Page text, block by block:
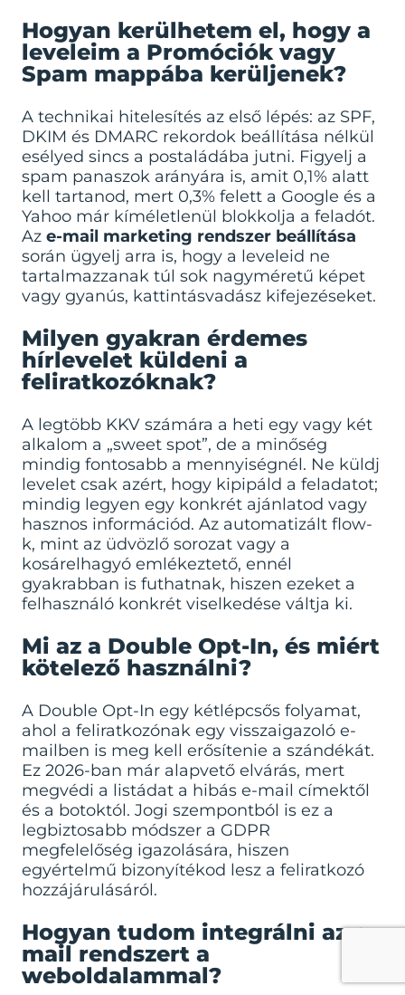
Hogyan kerülhetem el, hogy a
leveleim a Promóciók vagy
Spam mappába kerüljenek?
A technikai hitelesítés az első lépés: az SPF,
DKIM és DMARC rekordok beállítása nélkül
esélyed sincs a postaládába jutni. Figyelj a
spam panaszok arányára is, amit 0,1% alatt
kell tartanod, mert 0,3% felett a Google és a
Yahoo már kíméletlenül blokkolja a feladót.
Az e-mail marketing rendszer beállítása
során ügyelj arra is, hogy a leveleid ne
tartalmazzanak túl sok nagyméretű képet
vagy gyanús, kattintásvadász kifejezéseket.
Milyen gyakran érdemes
hírlevelet küldeni a
feliratkozóknak?
A legtöbb KKV számára a heti egy vagy két
alkalom a „sweet spot”, de a minőség
mindig fontosabb a mennyiségnél. Ne küldj
levelet csak azért, hogy kipipáld a feladatot;
mindig legyen egy konkrét ajánlatod vagy
hasznos információd. Az automatizált flow-
k, mint az üdvözlő sorozat vagy a
kosárelhagyó emlékeztető, ennél
gyakrabban is futhatnak, hiszen ezeket a
felhasználó konkrét viselkedése váltja ki.
Mi az a Double Opt-In, és miért
kötelező használni?
A Double Opt-In egy kétlépcsős folyamat,
ahol a feliratkozónak egy visszaigazoló e-
mailben is meg kell erősítenie a szándékát.
Ez 2026-ban már alapvető elvárás, mert
megvédi a listádat a hibás e-mail címektől
és a botoktól. Jogi szempontból is ez a
legbiztosabb módszer a GDPR
megfelelőség igazolására, hiszen
egyértelmű bizonyítékod lesz a feliratkozó
hozzájárulásáról.
Hogyan tudom integrálni az e-
mail rendszert a
weboldalammal?